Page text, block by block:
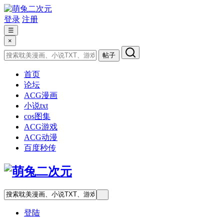
登录 注册
☰
×
帖子
首页
论坛
ACG漫画
小说txt
cos图集
ACG游戏
ACG动漫
百度秒传
登陆